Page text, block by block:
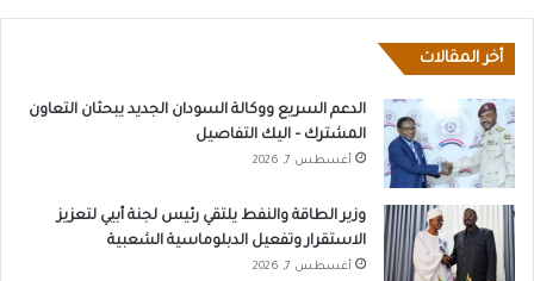
أخر المقالات
الدعم السريع ووكالة السودان الجديد يبحثان التعاون
المشترك – اليك التفاصيل
أغسطس 7, 2026
وزير الطاقة والنفط يلتقي رئيس لجنة أبيي لتعزيز
الاستقرار وتفعيل الدبلوماسية الشعبية
أغسطس 7, 2026